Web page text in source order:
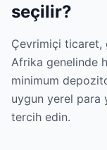
seçilir?
Çevrimiçi ticaret,
Afrika genelinde
minimum
uygun yerel para
tercih edin.